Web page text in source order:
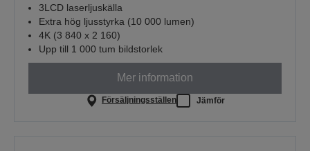
3LCD laserljuskälla
Extra hög ljusstyrka (10 000 lumen)
4K (3 840 x 2 160)
Upp till 1 000 tum bildstorlek
Mer information
Försäljningsställen Jämför